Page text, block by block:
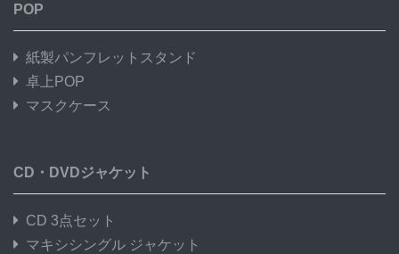
POP
紙製パンフレットスタンド
卓上POP
マスクケース
CD・DVDジャケット
CD 3点セット
マキシシングル ジャケット